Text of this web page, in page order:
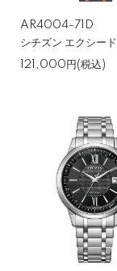
AR4004-71D
シチズン エクシード
121,000円(税込)